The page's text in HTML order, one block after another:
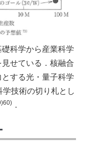
科学から産業科学
せている．核融合
する光・量子科学
技術の切り札とし
．